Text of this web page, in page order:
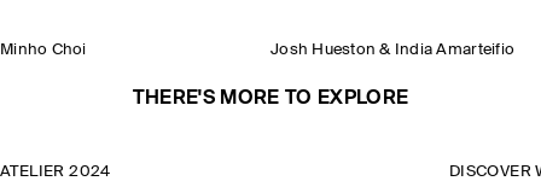
Minho Choi Josh Hueston & India Amarteifio
THERE'S MORE TO EXPLORE
ATELIER 2024 DISCOVER